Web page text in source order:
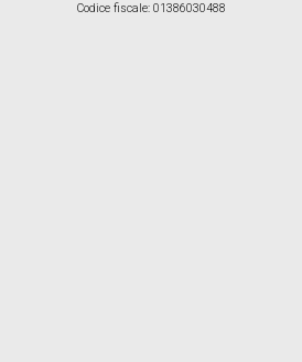
Codice fiscale: 01386030488